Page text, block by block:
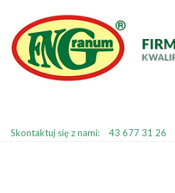
Skontaktuj się z nami: 43 677 31 26